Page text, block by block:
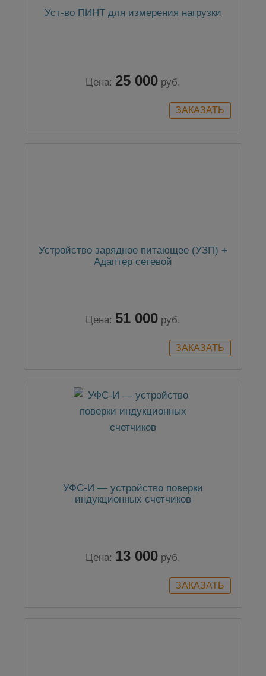
Уст-во ПИНТ для измерения нагрузки
Цена: 25 000 руб.
Устройство зарядное питающее (УЗП) +
Адаптер сетевой
Цена: 51 000 руб.
УФС-И — устройство поверки
индукционных счетчиков
Цена: 13 000 руб.